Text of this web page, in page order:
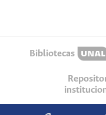
Bibliotecas